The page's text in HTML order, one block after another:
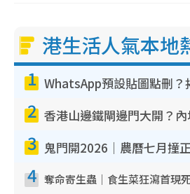
港生活人氣本地
1
2
3
4